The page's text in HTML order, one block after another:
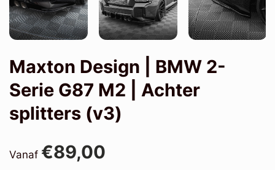
Maxton Design | BMW 2-
Serie G87 M2 | Achter
splitters (v3)
Vanaf €89,00